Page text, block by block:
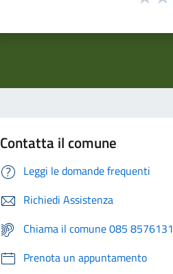
Contatta il comune
Leggi le domande frequenti
Richiedi Assistenza
Chiama il comune 085 8576131
Prenota un appuntamento